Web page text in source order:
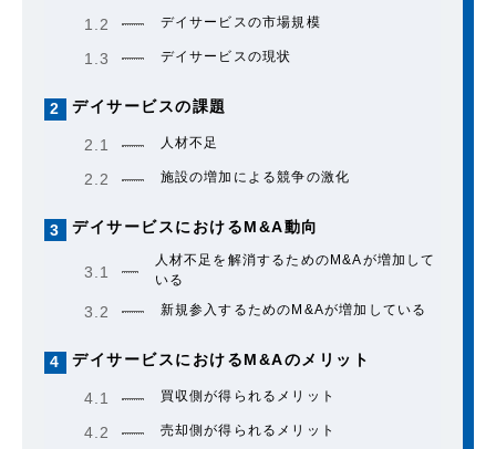
1.2 デイサービスの市場規模
1.3 デイサービスの現状
2 デイサービスの課題
2.1 人材不足
2.2 施設の増加による競争の激化
3 デイサービスにおけるM&A動向
3.1
人材不足を解消するためのM&Aが増加して
いる
3.2 新規参入するためのM&Aが増加している
4 デイサービスにおけるM&Aのメリット
4.1 買収側が得られるメリット
4.2 売却側が得られるメリット